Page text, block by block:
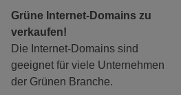
Grüne Internet-Domains zu
verkaufen!
Die Internet-Domains sind
geeignet für viele Unternehmen
der Grünen Branche.